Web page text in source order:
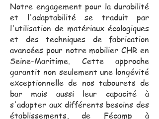
Notre engagement pour la durabilité
et l'adaptabilité se traduit par
l'utilisation de matériaux écologiques
et des techniques de fabrication
avancées pour notre mobilier CHR en
Seine-Maritime. Cette approche
garantit non seulement une longévité
exceptionnelle de nos tabourets de
bar mais aussi leur capacité à
s'adapter aux différents besoins des
établissements, de Fécamp à